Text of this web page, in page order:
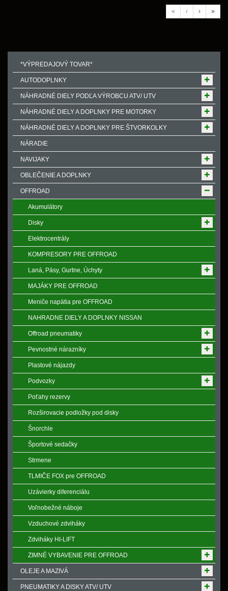
« ‹ › »
*VÝPREDAJOVÝ TOVAR*
AUTODOPLNKY
NÁHRADNÉ DIELY PODĽA VÝROBCU ATV/ UTV
NÁHRADNÉ DIELY A DOPLNKY PRE MOTORKY
NÁHRADNÉ DIELY A DOPLNKY PRE ŠTVORKOLKY
NÁRADIE
NAVIJAKY
OBLEČENIE A DOPLNKY
OFFROAD
Akumulátory
Disky
Elektrocentrály
KOMPRESORY PRE OFFROAD
Laná, Pásy, Gurtne, Úchyty
MAJÁKY PRE OFFROAD
Meniče napӓtia pre OFFROAD
NAHRADNE DIELY A DOPLNKY NISSAN
Offroad pneumatiky
Pevnostné nárazníky
Plastové nájazdy
Podvozky
Poťahy rezervy
Rozširovacie podložky pod disky
Šnorchle
Športové sedačky
Strmene
TLMIČE FOX pre OFFROAD
Uzávierky diferenciálu
Voľnobežné náboje
Vzduchové zdviháky
Zdviháky HI-LIFT
ZIMNÉ VYBAVENIE PRE OFFROAD
OLEJE A MAZIVÁ
PNEUMATIKY A DISKY ATV/ UTV